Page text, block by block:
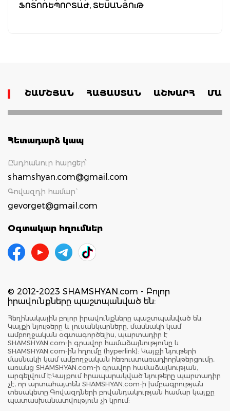
ՖՈՏՈՌԵՊՈՐՏԱԺ, ՏԵՍԱՆՅՈւԹ
ՇԱՄՇՅԱՆ ՀԱՅԱՍՏԱՆ ԱՇԽԱՐՀ
Հետադարձ կապ
Ընդհանուր հարցեր՝
shamshyan.com@gmail.com
Գովազդի համար`
gevorget@gmail.com
Օգտակար հղումներ
© 2012-2023 SHAMSHYAN.com - Բոլոր
իրավունքները պաշտպանված են:
Հեղինակային բոլոր իրավունքները պաշտպանված են:
Կայքի նյութերը և լուսանկարները, մասնակի կամ
ամբողջական օգտագործելիս, պարտադիր է
SHAMSHYAN.com-ի գրավոր համաձայնությունը և
SHAMSHYAN.com-ին հղումը (hyperlink): Կայքի նյութերի
մասնակի կամ ամբողջական հեռուստառադիոընթերցումը,
առանց SHAMSHYAN.com-ի գրավոր համաձայնության,
արգելվում է:Կայքում հրապարակված նյութերը պարտադիր
չէ, որ արտահայտեն SHAMSHYAN.com-ի խմբագրության
տեսակետը:Գովազդների բովանդակության համար կայքը
պատասխանատվություն չի կրում: